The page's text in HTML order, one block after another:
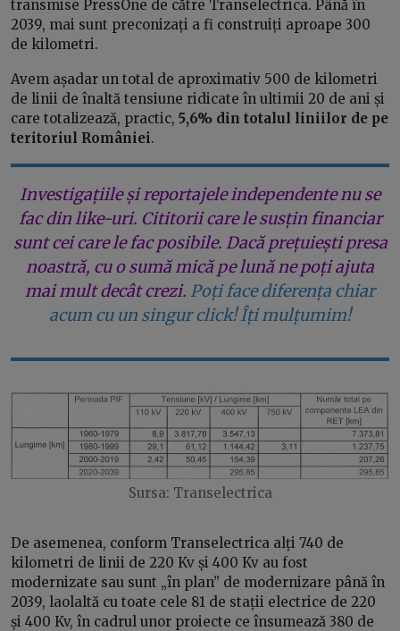
transmise PressOne de către Transelectrica. Până în
2039, mai sunt preconizați a fi construiți aproape 300
de kilometri.
Avem așadar un total de aproximativ 500 de kilometri
de linii de înaltă tensiune ridicate în ultimii 20 de ani și
care totalizează, practic, 5,6% din totalul liniilor de pe
teritoriul României.
Investigațiile și reportajele independente nu se
fac din like-uri. Cititorii care le susțin financiar
sunt cei care le fac posibile. Dacă prețuiești presa
noastră, cu o sumă mică pe lună ne poți ajuta
mai mult decât crezi. Poți face diferența chiar
acum cu un singur click! Îți mulțumim!
Sursa: Transelectrica
De asemenea, conform Transelectrica alți 740 de
kilometri de linii de 220 Kv și 400 Kv au fost
modernizate sau sunt „în plan” de modernizare până în
2039, laolaltă cu toate cele 81 de stații electrice de 220
și 400 Kv, în cadrul unor proiecte ce însumează 380 de